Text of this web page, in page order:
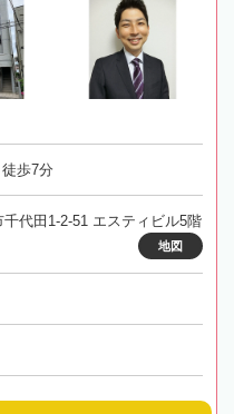
歩7分
代田1-2-51 エスティビル5階
地図